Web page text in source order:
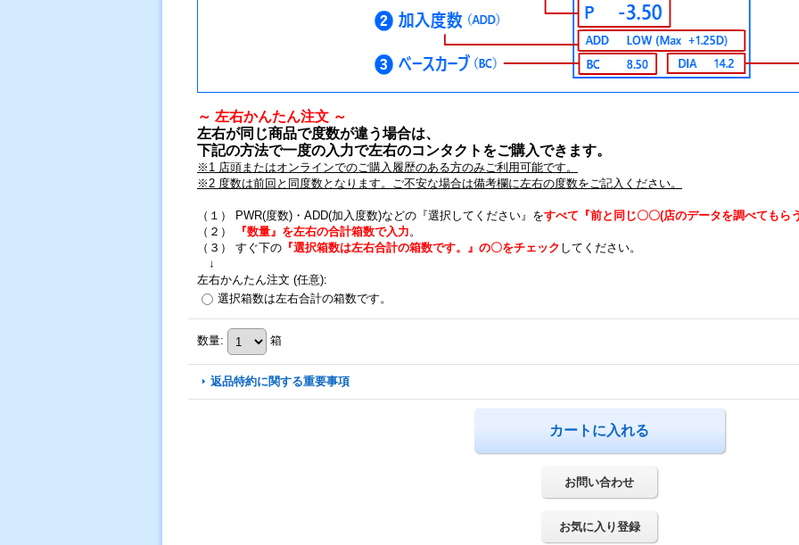
～ 左右かんたん注文 ～
左右が同じ商品で度数が違う場合は、
下記の方法で一度の入力で左右のコンタクトをご購入できます。
※1 店頭またはオンラインでのご購入履歴のある方のみご利用可能です。
※2 度数は前回と同度数となります。ご不安な場合は備考欄に左右の度数をご記入ください。
（１） PWR(度数)・ADD(加入度数)などの『選択してください』をすべて『前と同じ〇〇(店のデータを調べてもら
（２）
『数量』を左右の合計箱数で入力。
（３） すぐ下の 『選択箱数は左右合計の箱数です。』の〇をチェック してください。
↓
左右かんたん注文 (任意):
選択箱数は左右合計の箱数です。
数量: 箱
返品特約に関する重要事項
お問い合わせ
お気に入り登録